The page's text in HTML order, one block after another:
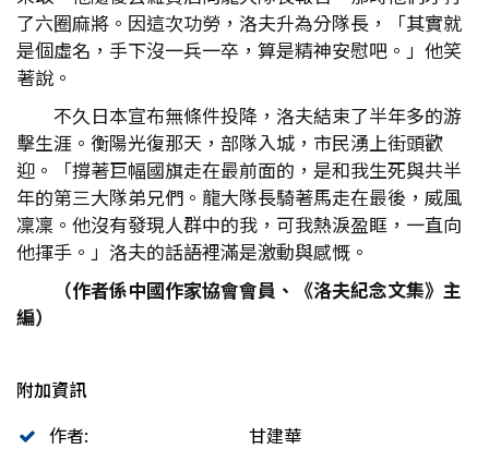
了六圈麻將。因這次功勞，洛夫升為分隊長，「其實就
是個虛名，手下沒一兵一卒，算是精神安慰吧。」他笑
著說。
不久日本宣布無條件投降，洛夫結束了半年多的游
擊生涯。衡陽光復那天，部隊入城，市民湧上街頭歡
迎。「撐著巨幅國旗走在最前面的，是和我生死與共半
年的第三大隊弟兄們。龍大隊長騎著馬走在最後，威風
凜凜。他沒有發現人群中的我，可我熱淚盈眶，一直向
他揮手。」洛夫的話語裡滿是激動與感慨。
（作者係中國作家協會會員、《洛夫紀念文集》主
編）
附加資訊
作者:
甘建華